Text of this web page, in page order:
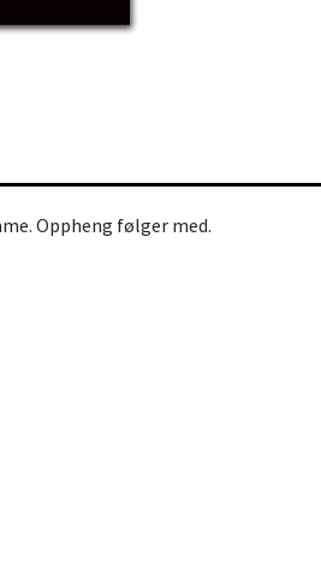
Oppheng følger med.